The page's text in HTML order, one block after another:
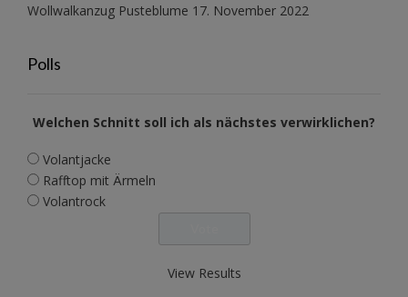
Wollwalkanzug Pusteblume 17. November 2022
Polls
Welchen Schnitt soll ich als nächstes verwirklichen?
Volantjacke
Rafftop mit Ärmeln
Volantrock
View Results